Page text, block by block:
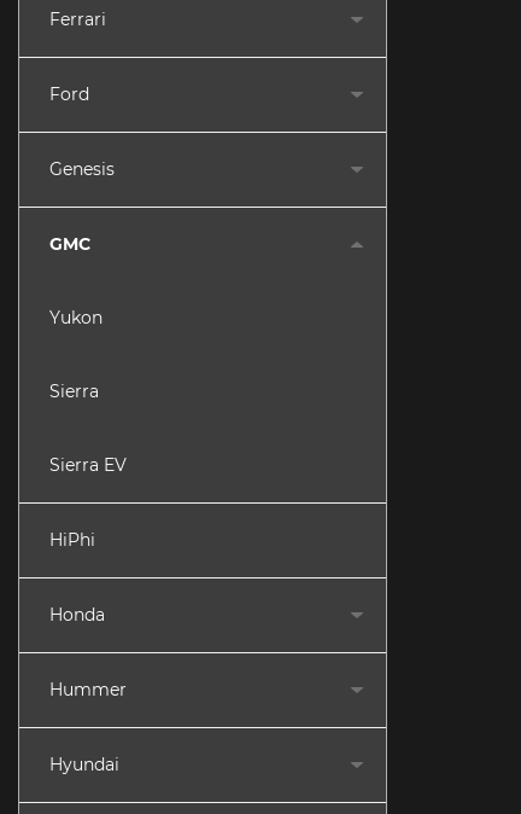
Ferrari
Ford
Genesis
GMC
Yukon
Sierra
Sierra EV
HiPhi
Honda
Hummer
Hyundai